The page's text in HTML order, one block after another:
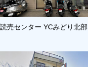
読売センター YCみどり北部